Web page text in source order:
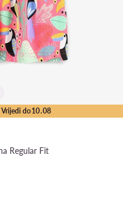
Vrijedi do10.08
Regular Fit